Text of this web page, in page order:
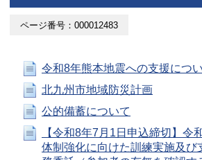
ページ番号：000012483
令和8年熊本地震への支援につ
北九州市地域防災計画
公的備蓄について
【令和8年7月1日申込締切】令
体制強化に向けた訓練実施及び